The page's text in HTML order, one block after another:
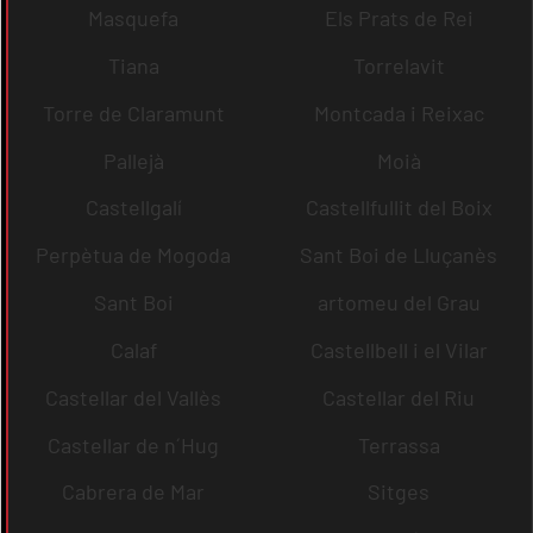
Masquefa
Els Prats de Rei
Tiana
Torrelavit
Torre de Claramunt
Montcada i Reixac
Pallejà
Moià
Castellgalí
Castellfullit del Boix
Perpètua de Mogoda
Sant Boi de Lluçanès
Sant Boi
artomeu del Grau
Calaf
Castellbell i el Vilar
Castellar del Vallès
Castellar del Riu
Castellar de n´Hug
Terrassa
Cabrera de Mar
Sitges